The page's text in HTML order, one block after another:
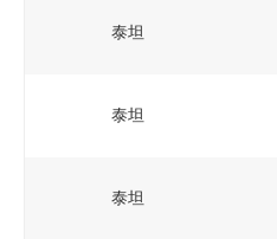
泰坦
泰坦
泰坦